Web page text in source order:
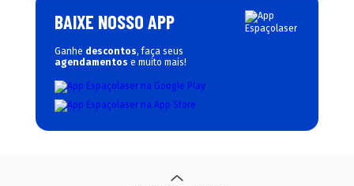
BAIXE NOSSO APP
Ganhe descontos, faça seus
agendamentos e muito mais!